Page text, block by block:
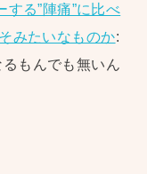
る”陣痛”に比べ
みたいなものか:
もんでも無いん